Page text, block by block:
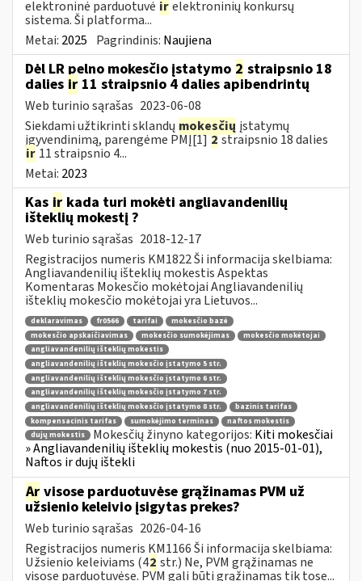
elektroninė parduotuvė irelektroninių konkursų
sistema. Ši platforma...
Metai: 2025 Pagrindinis: Naujiena
Dėl LR pelno mokesčio įstatymo 2 straipsnio 18
dalies ir 11 straipsnio 4 dalies apibendrintų
Web turinio sąrašas 2023-06-08
Siekdami užtikrinti sklandų mokesčių įstatymų
įgyvendinimą, parengėme PMĮ[1]2straipsnio 18 dalies
ir 11 straipsnio 4...
Metai: 2023
Kas ir kada turi mokėti angliavandenilių
išteklių mokestį ?
Web turinio sąrašas 2018-12-17
Registracijos numeris KM1822 Ši informacija skelbiama:
Angliavandenilių išteklių mokestis Aspektas
Komentaras Mokesčio mokėtojai Angliavandenilių
išteklių mokesčio mokėtojai yra Lietuvos...
deklaravimas fr0566 tarifai
mokesčio bazė
mokesčio apskaičiavimas
mokesčio sumokėjimas
mokesčio mokėtojai
angliavandenilių išteklių mokestis
angliavandenilių išteklių mokesčio įstatymo 5 str.
angliavandenilių išteklių mokesčio įstatymo 6 str.
angliavandenilių išteklių mokesčio įstatymo 7 str.
angliavandenilių išteklių mokesčio įstatymo 8 str.
bazinis tarifas
kompensacinis tarifas
sumokėjimo terminas
naftos mokestis
dujų mokestis
Mokesčių žinyno kategorijos: Kiti mokesčiai
» Angliavandenilių išteklių mokestis (nuo 2015-01-01),
Naftos ir dujų ištekli
Ar visose parduotuvėse grąžinamas PVM už
užsienio keleivio įsigytas prekes?
Web turinio sąrašas 2026-04-16
Registracijos numeris KM1166 Ši informacija skelbiama:
Užsienio keleiviams (42 str.) Ne, PVM grąžinamas ne
visose parduotuvėse. PVM gali būti grąžinamas tik tose...